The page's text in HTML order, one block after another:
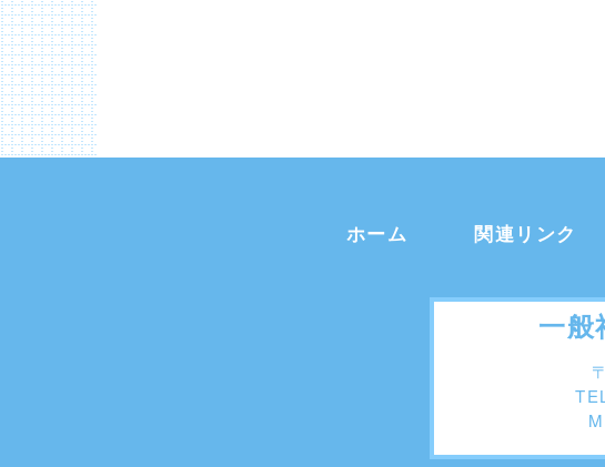
ホーム 関連リンク
一般